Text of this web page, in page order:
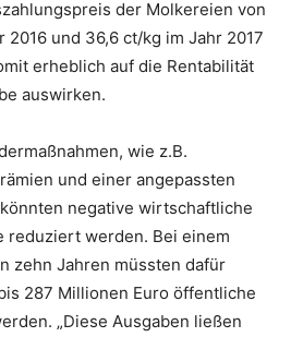
der Molkereien von
2016 und 36,6 ct/kg im Jahr 2017
erheblich auf die Rentabilität
auswirken.
wie z.B.
und einer angepassten
negative wirtschaftliche
reduziert werden. Bei einem
zehn Jahren müssten dafür
287 Millionen Euro öffentliche
„Diese Ausgaben ließen